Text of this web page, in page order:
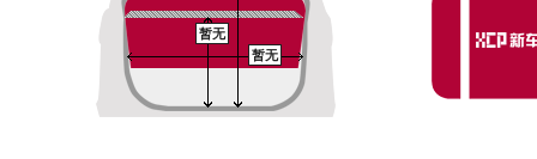
暂无
暂无